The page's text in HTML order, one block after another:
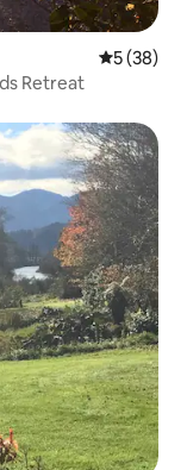
5 (38)
Retreat